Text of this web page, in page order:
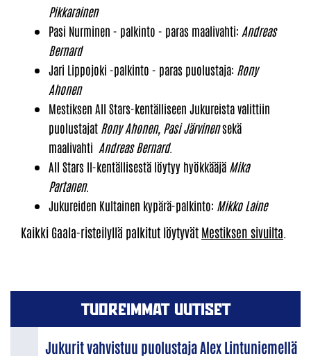
Pikkarainen
Pasi Nurminen - palkinto - paras maalivahti: Andreas
Bernard
Jari Lippojoki -palkinto - paras puolustaja: Rony
Ahonen
Mestiksen All Stars-kentälliseen Jukureista valittiin
puolustajat Rony Ahonen, Pasi Järvinensekä
maalivahti Andreas Bernard.
All Stars II-kentällisestä löytyy hyökkääjä Mika
Partanen.
Jukureiden Kultainen kypärä-palkinto: Mikko Laine
Kaikki Gaala-risteilyllä palkitut löytyvät Mestiksen sivuilta
TUOREIMMAT UUTISET
Jukurit vahvistuu puolustaja Alex Lintuniemellä